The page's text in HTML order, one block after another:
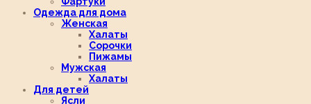
Одежда для дома
Женская
Халаты
Сорочки
Пижамы
Мужская
Халаты
Для детей
Ясли